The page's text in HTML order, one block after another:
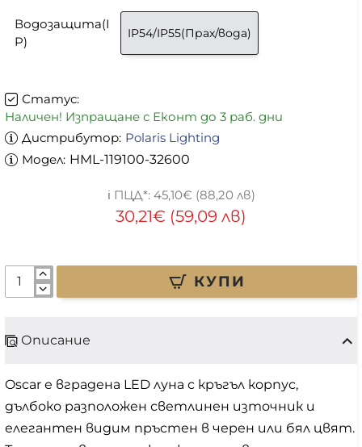
Статус:
Наличен! Изпращане с Еконт до 3 раб. дни
Дистрибутор: Polaris Lighting
Модел: HML-119100-32600
30,21€ (59,09 лв)
45,10€ (88,20 лв)
Водозащита(I
P)
IP54/IP55(Прах/вода)
КУПИ
Описание
Oscar е вградена LED луна с кръгъл корпус,
дълбоко разположен светлинен източник и
елегантен видим пръстен в черен или бял цвят.